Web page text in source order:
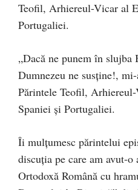
Teofil, Arhiereul-Vicar al
Portugaliei.
„Dacă ne punem în
Dumnezeu ne susține!,
Părintele Teofil,
Spaniei și Portugaliei.
Îi mulțumesc părintelui
discuția pe care am avut-o
Ortodoxă Română cu